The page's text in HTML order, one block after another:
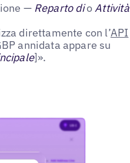
— Reparto dio Attività
direttamente con l’API
annidata appare su
]».